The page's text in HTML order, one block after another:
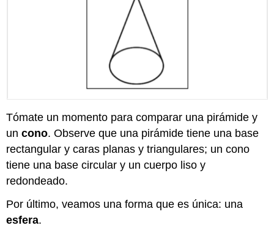
Tómate un momento para comparar una pirámide y
uncono. Observe que una pirámide tiene una base
rectangular y caras planas y triangulares; un cono
tiene una base circular y un cuerpo liso y
redondeado.
Por último, veamos una forma que es única: una
esfera.